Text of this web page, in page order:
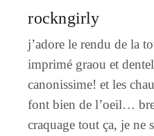
rockngirly
j’adore le rendu de la
imprimé graou et
canonissime! et les
font bien de l’oeil…
craquage tout ça, je ne